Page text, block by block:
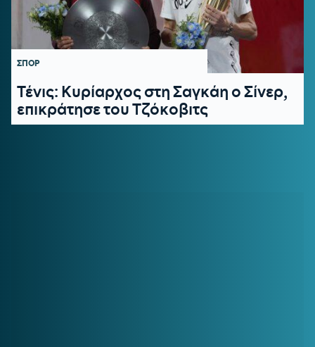
ΣΠΟΡ
Τένις: Κυρίαρχος στη Σαγκάη ο Σίνερ,
επικράτησε του Τζόκοβιτς